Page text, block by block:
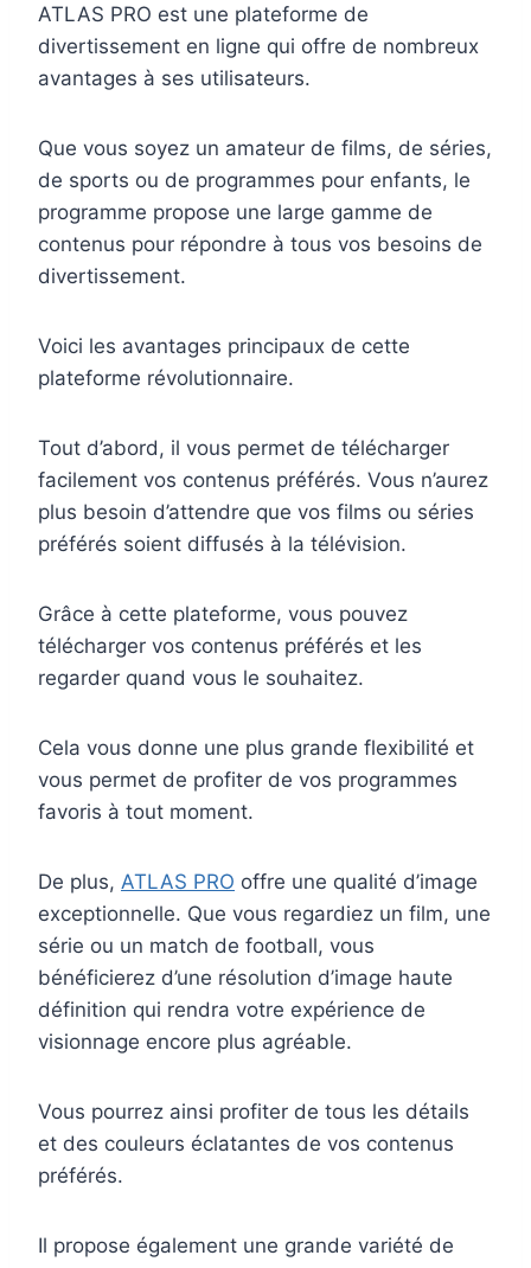
ATLAS PRO est une plateforme de
divertissement en ligne qui offre de nombreux
avantages à ses utilisateurs.
Que vous soyez un amateur de films, de séries,
de sports ou de programmes pour enfants, le
programme propose une large gamme de
contenus pour répondre à tous vos besoins de
divertissement.
Voici les avantages principaux de cette
plateforme révolutionnaire.
Tout d’abord, il vous permet de télécharger
facilement vos contenus préférés. Vous n’aurez
plus besoin d’attendre que vos films ou séries
préférés soient diffusés à la télévision.
Grâce à cette plateforme, vous pouvez
télécharger vos contenus préférés et les
regarder quand vous le souhaitez.
Cela vous donne une plus grande flexibilité et
vous permet de profiter de vos programmes
favoris à tout moment.
De plus, ATLAS PRO offre une qualité d’image
exceptionnelle. Que vous regardiez un film, une
série ou un match de football, vous
bénéficierez d’une résolution d’image haute
définition qui rendra votre expérience de
visionnage encore plus agréable.
Vous pourrez ainsi profiter de tous les détails
et des couleurs éclatantes de vos contenus
préférés.
Il propose également une grande variété de